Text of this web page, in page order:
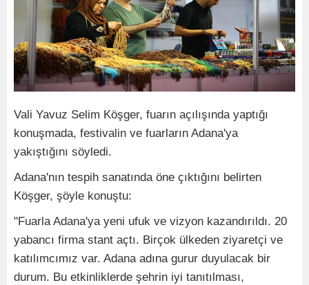
Vali Yavuz Selim Köşger, fuarın açılışında yaptığı
konuşmada, festivalin ve fuarların Adana'ya
yakıştığını söyledi.
Adana'nın tespih sanatında öne çıktığını belirten
Köşger, şöyle konuştu:
"Fuarla Adana'ya yeni ufuk ve vizyon kazandırıldı. 20
yabancı firma stant açtı. Birçok ülkeden ziyaretçi ve
katılımcımız var. Adana adına gurur duyulacak bir
durum. Bu etkinliklerde şehrin iyi tanıtılması,